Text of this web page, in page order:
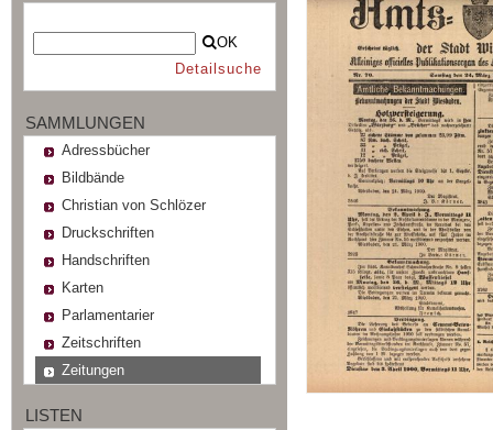
OK
Detailsuche
SAMMLUNGEN
Adressbücher
Bildbände
Christian von Schlözer
Druckschriften
Handschriften
Karten
Parlamentarier
Zeitschriften
Zeitungen
LISTEN